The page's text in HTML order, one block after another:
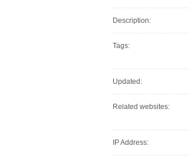
Description:
Tags:
Updated:
Related websites:
IP Address: